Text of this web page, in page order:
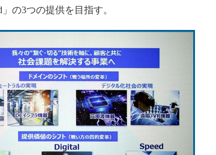
の3つの提供を目指す。